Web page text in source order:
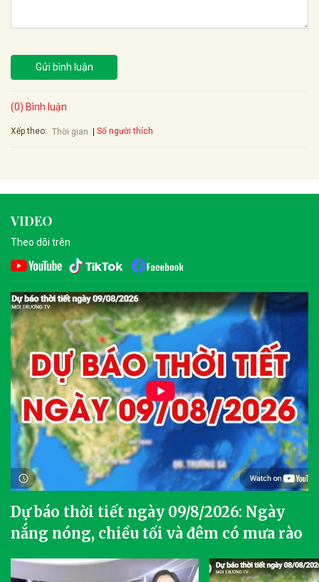
Gửi bình luận
(0) Bình luận
Xếp theo: Thời gian Số người thích
VIDEO
Theo dõi trên
Dự báo thời tiết ngày 09/8/2026: Ngày
nắng nóng, chiều tối và đêm có mưa rào